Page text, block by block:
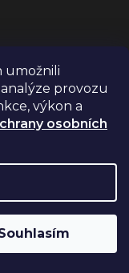
umožnili
provozu
výkon a
osobních
cookies